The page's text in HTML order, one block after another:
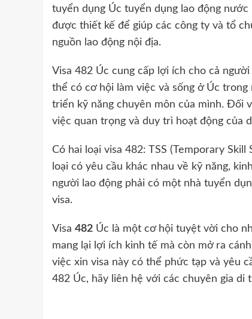
tuyển dụng Úc tuyển dụng lao động
được thiết kế để giúp các công ty và tổ
nguồn lao động nội địa.
Visa 482 Úc cung cấp lợi ích cho cả
thể có cơ hội làm việc và sống ở Úc
triển kỹ năng chuyên môn của mình. Đối
việc quan trọng và duy trì hoạt động của
Có hai loại visa 482: TSS (Temporary
loại có yêu cầu khác nhau về kỹ năng,
người lao động phải có một nhà tuyển
visa.
Visa 482 Úc là một cơ hội tuyệt vời cho
mang lại lợi ích kinh tế mà còn mở ra
việc xin visa này có thể phức tạp và yêu
482 Úc, hãy liên hệ với các chuyên gia